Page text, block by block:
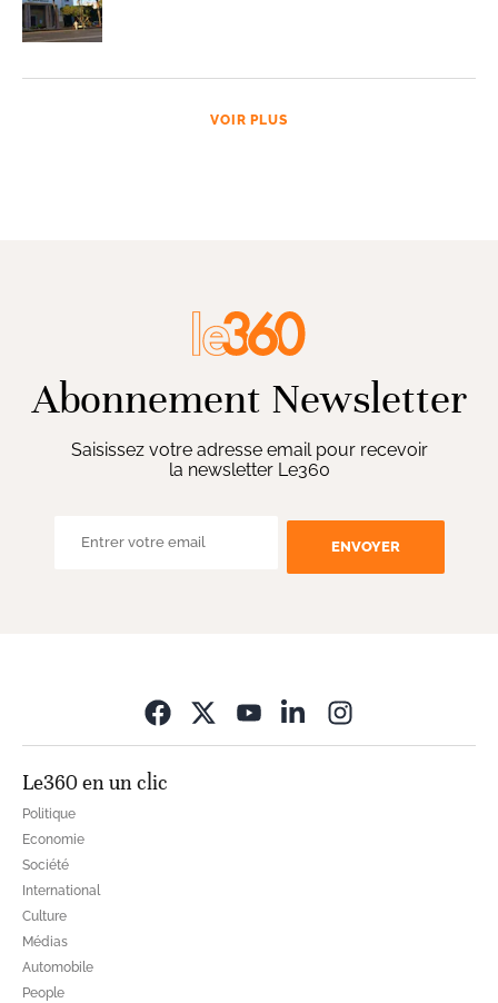
VOIR PLUS
Abonnement Newsletter
Saisissez votre adresse email pour recevoir
la newsletter Le360
ENVOYER
Le360 en un clic
Politique
Economie
Société
International
Culture
Médias
Automobile
People